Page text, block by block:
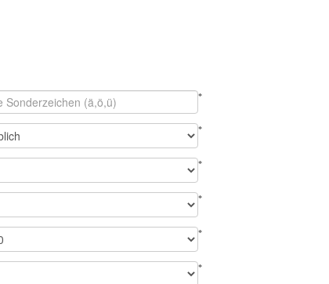
*
*
*
*
*
*